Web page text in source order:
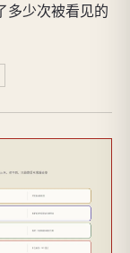
多少次被看见的